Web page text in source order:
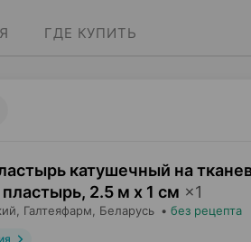
ГДЕ КУПИТЬ
катушечный на
, 2.5 м х 1 см ×1
Галтеяфарм , Беларусь • без рецепта